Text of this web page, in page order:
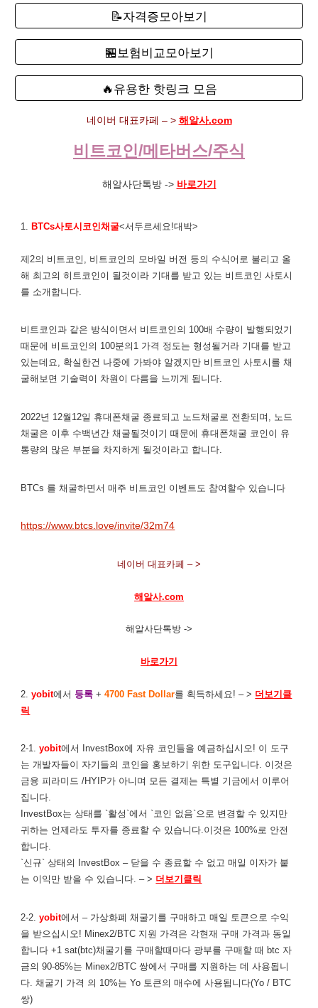
📝자격증모아보기
🏪보험비교모아보기
🔥유용한 핫링크 모음
네이버 대표카페 – > 해알사.com
비트코인/메타버스/주식
해알사단톡방 -> 바로가기
1. BTCs사토시코인채굴<서두르세요!대박>
제2의 비트코인, 비트코인의 모바일 버전 등의 수식어로 불리고 올
해 최고의 히트코인이 될것이라 기대를 받고 있는 비트코인 사토시
를 소개합니다.
비트코인과 같은 방식이면서 비트코인의 100배 수량이 발행되었기
때문에 비트코인의 100분의1 가격 정도는 형성될거라 기대를 받고
있는데요, 확실한건 나중에 가봐야 알겠지만 비트코인 사토시를 채
굴해보면 기술력이 차원이 다름을 느끼게 됩니다.
2022년 12월12일 휴대폰채굴 종료되고 노드채굴로 전환되며, 노드
채굴은 이후 수백년간 채굴될것이기 때문에 휴대폰채굴 코인이 유
통량의 많은 부분을 차지하게 될것이라고 합니다.
BTCs 를 채굴하면서 매주 비트코인 이벤트도 참여할수 있습니다
https://www.btcs.love/invite/32m74
네이버 대표카페 – >
해알사.com
해알사단톡방 ->
바로가기
2.yobit에서 등록 +4700 Fast Dollar를 획득하세요! – > 더보기클
릭
2-1.yobit에서 InvestBox에 자유 코인들을 예금하십시오! 이 도구
는 개발자들이 자기들의 코인을 홍보하기 위한 도구입니다. 이것은
금융 피라미드 /HYIP가 아니며 모든 결제는 특별 기금에서 이루어
집니다.
InvestBox는 상태를 `활성`에서 `코인 없음`으로 변경할 수 있지만
귀하는 언제라도 투자를 종료할 수 있습니다.이것은 100%로 안전
합니다.
`신규` 상태의 InvestBox – 닫을 수 종료할 수 없고 매일 이자가 붙
는 이익만 받을 수 있습니다. – > 더보기클릭
2-2.yobit에서 – 가상화폐 채굴기를 구매하고 매일 토큰으로 수익
을 받으십시오! Minex2/BTC 지원 가격은 각현재 구매 가격과 동일
합니다 +1 sat(btc)채굴기를 구매할때마다 광부를 구매할 때 btc 자
금의 90-85%는 Minex2/BTC 쌍에서 구매를 지원하는 데 사용됩니
다. 채굴기 가격 의 10%는 Yo 토큰의 매수에 사용됩니다(Yo / BTC
쌍)